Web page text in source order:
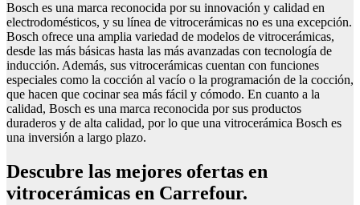
Bosch es una marca reconocida por su innovación y calidad en
electrodomésticos, y su línea de vitrocerámicas no es una excepción.
Bosch ofrece una amplia variedad de modelos de vitrocerámicas,
desde las más básicas hasta las más avanzadas con tecnología de
inducción. Además, sus vitrocerámicas cuentan con funciones
especiales como la cocción al vacío o la programación de la cocción,
que hacen que cocinar sea más fácil y cómodo. En cuanto a la
calidad, Bosch es una marca reconocida por sus productos
duraderos y de alta calidad, por lo que una vitrocerámica Bosch es
una inversión a largo plazo.
Descubre las mejores ofertas en
vitrocerámicas en Carrefour.